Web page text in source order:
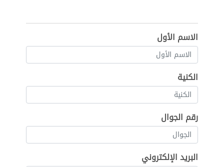
الاسم الأول
الكنية
رقم الجوال
البريد الإلكتروني